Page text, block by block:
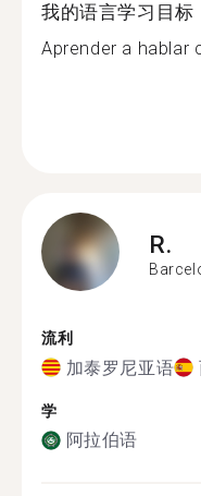
我的语言学习目标
Aprender a hablar
R.
流利
加泰罗尼亚语
学
阿拉伯语